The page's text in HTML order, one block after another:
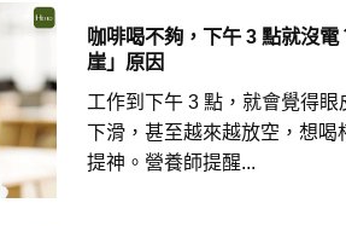
咖啡喝不夠，下午 3 點就沒
崖」原因
工作到下午 3 點，就會覺得
下滑，甚至越來越放空，想喝
提神。營養師提醒...